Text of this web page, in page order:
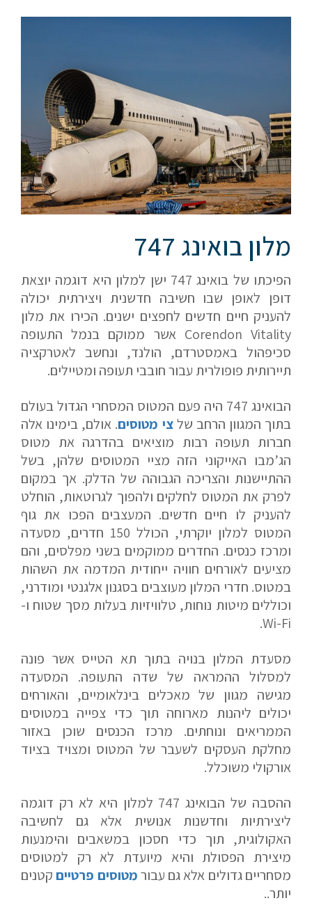
מלון בואינג 747
הפיכתו של בואינג 747 ישן למלון היא דוגמה יוצאת
דופן לאופן שבו חשיבה חדשנית ויצירתית יכולה
להעניק חיים חדשים לחפצים ישנים. הכירו את מלון
Corendon Vitality אשר ממוקם בנמל התעופה
סכיפהול באמסטרדם, הולנד, ונחשב לאטרקציה
תיירותית פופולרית עבור חובבי תעופה ומטיילים.
הבואינג 747 היה פעם המטוס המסחרי הגדול בעולם
בתוך המגוון הרחב שלצי מטוסים. אולם, בימינו אלה
חברות תעופה רבות מוציאים בהדרגה את מטוס
הג’מבו האייקוני הזה מציי המטוסים שלהן, בשל
ההתיישנות והצריכה הגבוהה של הדלק. אך במקום
לפרק את המטוס לחלקים ולהפוך לגרוטאות, הוחלט
להעניק לו חיים חדשים. המעצבים הפכו את גוף
המטוס למלון יוקרתי, הכולל 150 חדרים, מסעדה
ומרכז כנסים. החדרים ממוקמים בשני מפלסים, והם
מציעים לאורחים חוויה ייחודית המדמה את השהות
במטוס. חדרי המלון מעוצבים בסגנון אלגנטי ומודרני,
וכוללים מיטות נוחות, טלוויזיות בעלות מסך שטוח ו-
Wi-Fi.
מסעדת המלון בנויה בתוך תא הטייס אשר פונה
למסלול ההמראה של שדה התעופה. המסעדה
מגישה מגוון של מאכלים בינלאומיים, והאורחים
יכולים ליהנות מארוחה תוך כדי צפייה במטוסים
הממריאים ונוחתים. מרכז הכנסים שוכן באזור
מחלקת העסקים לשעבר של המטוס ומצויד בציוד
אורקולי משוכלל.
ההסבה של הבואינג 747 למלון היא לא רק דוגמה
ליצירתיות וחדשנות אנושית אלא גם לחשיבה
האקולוגית, תוך כדי חסכון במשאבים והימנעות
מיצירת הפסולת והיא מיועדת לא רק למטוסים
מסחריים גדולים אלא גם עבורמטוסים פרטייםקטנים
יותר..